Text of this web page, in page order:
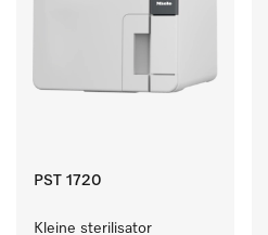
PST 1720
Kleine sterilisator